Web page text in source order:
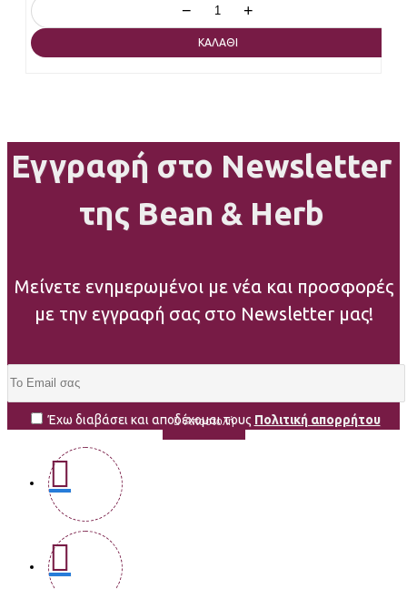
− +
ΚΑΛΆΘΙ
Εγγραφή στο Newsletter
της Bean & Herb
Μείνετε ενημερωμένοι με νέα και προσφορές
με την εγγραφή σας στο Newsletter μας!
Αποστολή
Έχω διαβάσει και αποδέχομαι τους Πολιτική απορρήτου